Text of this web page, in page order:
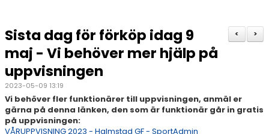
SPONSRING
HALMSTAD GF HALLEN
HALMSTAD TRUPPCUP
>
<
Sista dag för förköp idag 9
maj - Vi behöver mer hjälp på
uppvisningen
2023-05-09 13:19
Vi behöver fler funktionärer till uppvisningen, anmäl er
gärna på denna länken, den som är funktionär går in gratis
på uppvisningen:
VÅRUPPVISNING 2023 - Halmstad GF - SportAdmin